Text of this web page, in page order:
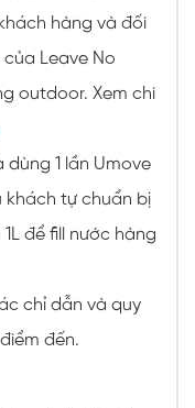
hàng và đối
Leave No
outdoor. Xem chi
1 lần Umove
khách tự chuẩn bị
để fill nước hàng
chỉ dẫn và quy
đến.